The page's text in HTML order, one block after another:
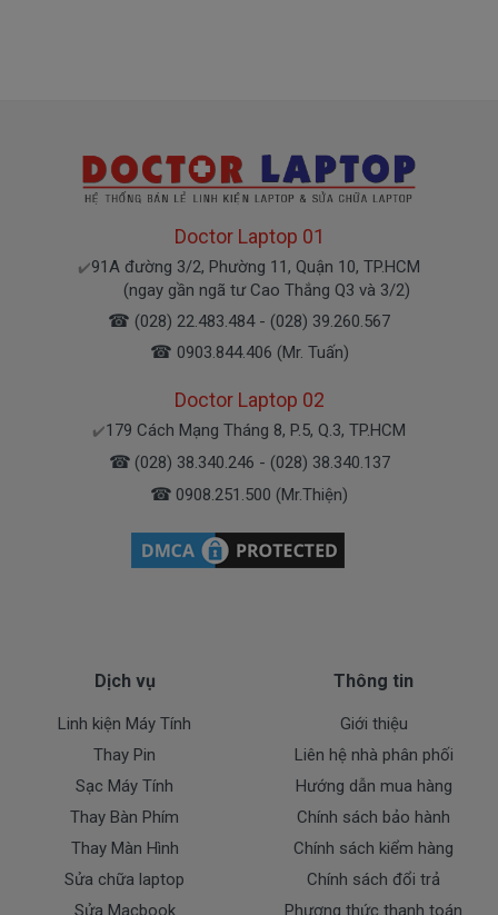
* Các trường hợp không được bảo hành:
- Pin Dell bị rơi vỡ không còn nguyên dạng.
- Tem niêm phong dán trên pin bị rách hay có dấu
hiệu tẩy xóa
Cam Kết Chất Lượng Pin Cho Máy
Doctorlaptop cam kết chỉ nhập pin chất lượng
* Chúng tôi luôn đặt chất lượng lên hàng đầu
- Pin chất lượng cao hoàn hảo nhất.
- Cam kết quí khách sẻ 100% hài lòng
Dịch Vụ Cho Pin Dell
+ Giao pin tận nhà trong nội thành TP.HCM ( Free
Ship )
+ Hỗ trợ 50% chi phí vận chuyển đối với khách ở các
tỉnh ngoài tphcm.
Thanh toán cho pin dell
Doctor Laptop 01
✔️91A đường 3/2, Phường 11, Quận 10, TP.HCM
(ngay gần ngã tư Cao Thắng Q3 và 3/2)
☎ (028) 22.483.484 - (028) 39.260.567
☎ 0903.844.406 (Mr. Tuấn)
Doctor Laptop 02
✔️179 Cách Mạng Tháng 8, P.5, Q.3, TP.HCM
☎ (028) 38.340.246 - (028) 38.340.137
☎ 0908.251.500 (Mr.Thiện)
Dịch vụ
Linh kiện Máy Tính
Thay Pin
Sạc Máy Tính
Thay Bàn Phím
Thay Màn Hình
Sửa chữa laptop
Sửa Macbook
Thông tin
Giới thiệu
Liên hệ nhà phân phối
Hướng dẫn mua hàng
Chính sách bảo hành
Chính sách kiểm hàng
Chính sách đổi trả
Phương thức thanh toán